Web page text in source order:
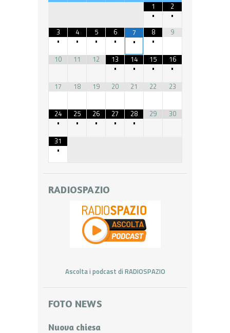
1
•
2
•
3
•
4
•
5
•
6
•
7
•
8
•
9
10 11 12
13
•
14
•
15
•
16
•
17
18 19 20 21 22 23
24
•
25
•
26
•
27
•
28
•
29 30
31
•
RADIOSPAZIO
Ascolta i podcast di RADIOSPAZIO
FOTO NEWS
Nuova chiesa